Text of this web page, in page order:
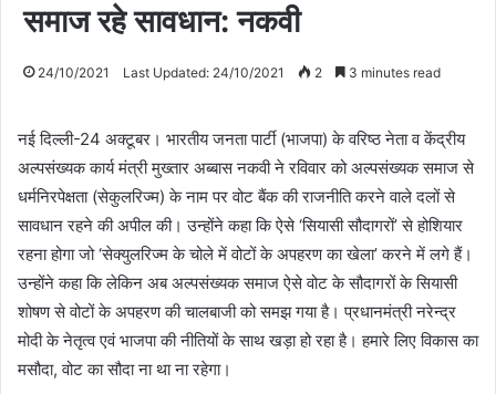
समाज रहे सावधान: नकवी
24/10/2021 Last Updated: 24/10/2021 2 3 minutes read
नई दिल्ली-24 अक्टूबर। भारतीय जनता पार्टी (भाजपा) के वरिष्ठ नेता व केंद्रीय
अल्पसंख्यक कार्य मंत्री मुख्तार अब्बास नकवी ने रविवार को अल्पसंख्यक समाज से
धर्मनिरपेक्षता (सेकुलरिज्म) के नाम पर वोट बैंक की राजनीति करने वाले दलों से
सावधान रहने की अपील की। उन्होंने कहा कि ऐसे ‘सियासी सौदागरों’ से होशियार
रहना होगा जो ‘सेक्युलरिज्म के चोले में वोटों के अपहरण का खेला’ करने में लगे हैं।
उन्होंने कहा कि लेकिन अब अल्पसंख्यक समाज ऐसे वोट के सौदागरों के सियासी
शोषण से वोटों के अपहरण की चालबाजी को समझ गया है। प्रधानमंत्री नरेन्द्र
मोदी के नेतृत्व एवं भाजपा की नीतियों के साथ खड़ा हो रहा है। हमारे लिए विकास का
मसौदा, वोट का सौदा ना था ना रहेगा।